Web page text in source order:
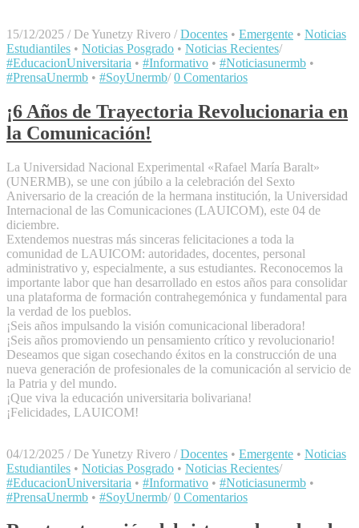
15/12/2025 / De Yunetzy Rivero / Docentes • Emergente • Noticias
Estudiantiles • Noticias Posgrado • Noticias Recientes/
#EducacionUniversitaria • #Informativo • #Noticiasunermb •
#PrensaUnermb • #SoyUnermb/ 0 Comentarios
¡6 Años de Trayectoria Revolucionaria en
la Comunicación!
La Universidad Nacional Experimental «Rafael María Baralt»
(UNERMB), se une con júbilo a la celebración del Sexto
Aniversario de la creación de la hermana institución, la Universidad
Internacional de las Comunicaciones (LAUICOM), este 04 de
diciembre.
Extendemos nuestras más sinceras felicitaciones a toda la
comunidad de LAUICOM: autoridades, docentes, personal
administrativo y, especialmente, a sus estudiantes. Reconocemos la
importante labor que han desarrollado en estos años para consolidar
una plataforma de formación contrahegemónica y fundamental para
la verdad de los pueblos.
¡Seis años impulsando la visión comunicacional liberadora!
¡Seis años promoviendo un pensamiento crítico y revolucionario!
Deseamos que sigan cosechando éxitos en la construcción de una
nueva generación de profesionales de la comunicación al servicio de
la Patria y del mundo.
¡Que viva la educación universitaria bolivariana!
¡Felicidades, LAUICOM!
04/12/2025 / De Yunetzy Rivero / Docentes • Emergente • Noticias
Estudiantiles • Noticias Posgrado • Noticias Recientes/
#EducacionUniversitaria • #Informativo • #Noticiasunermb •
#PrensaUnermb • #SoyUnermb/ 0 Comentarios